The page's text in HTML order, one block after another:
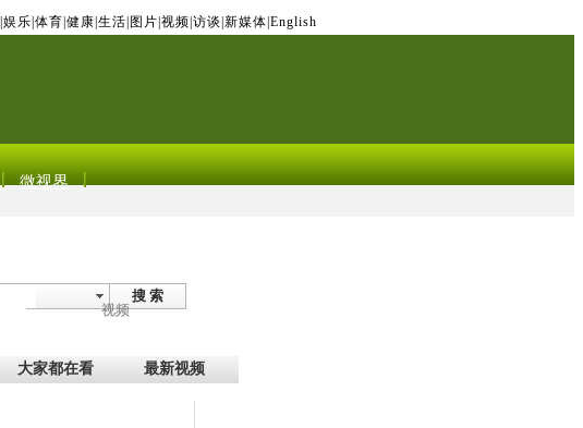
娱乐 体育 健康 生活 图片 视频 访谈 新媒体 English
微视界
搜 索
视频
大家都在看 最新视频